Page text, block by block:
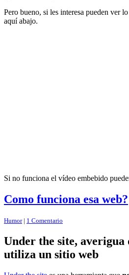
Pero bueno, si les interesa pueden ver
aquí abajo.
Si no funciona el vídeo embebido
Como funciona esa web?
Humor | 1 Comentario
Under the site, averigua
utiliza un sitio web